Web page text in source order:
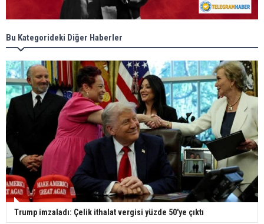
Bu Kategorideki Diğer Haberler
Trump imzaladı: Çelik ithalat vergisi yüzde 50'ye çıktı